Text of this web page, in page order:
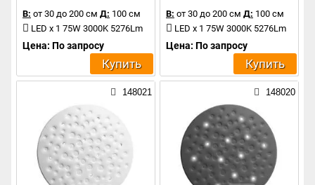
В: от 30 до 200 см Д: 100 см
LED x 1 75W 3000K 5276Lm
Цена: По запросу
Купить
В: от 30 до 200 см Д: 100 см
LED x 1 75W 3000K 5276Lm
Цена: По запросу
Купить
148021 148020